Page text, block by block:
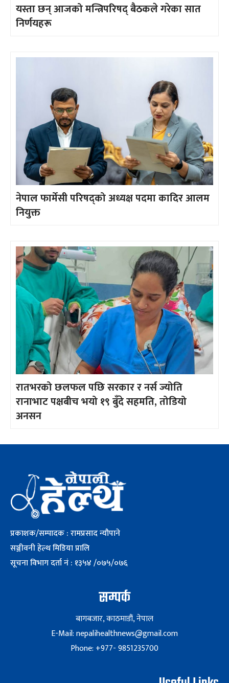
यस्ता छन् आजको मन्त्रिपरिषद् बैठकले गरेका सात
निर्णयहरू
नेपाल फार्मेसी परिषद्को अध्यक्ष पदमा कादिर आलम
नियुक्त
रातभरको छलफल पछि सरकार र नर्स ज्योति
रानाभाट पक्षबीच भयो १९ बुँदे सहमति, तोडियो
अनसन
प्रकाशक/सम्पादक : रामप्रसाद न्यौपाने
सञ्जीवनी हेल्थ मिडिया प्रालि
सूचना विभाग दर्ता नं : १३५४ /०७५/०७६
सम्पर्क
बागबजार, काठमाडौं, नेपाल
E-Mail: nepalihealthnews@gmail.com
Phone: +977- 9851235700